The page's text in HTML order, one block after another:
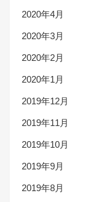
2020年4月
2020年3月
2020年2月
2020年1月
2019年12月
2019年11月
2019年10月
2019年9月
2019年8月